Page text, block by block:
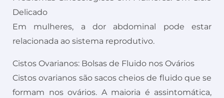
Delicado
Em mulheres, a dor abdominal pode estar
relacionada ao sistema reprodutivo.
Cistos Ovarianos: Bolsas de Fluido nos Ovários
Cistos ovarianos são sacos cheios de fluido que se
formam nos ovários. A maioria é assintomática,